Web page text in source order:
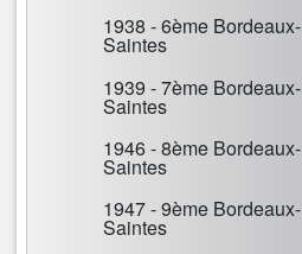
1938 - 6ème Bordeaux-
Saintes
1939 - 7ème Bordeaux-
Saintes
1946 - 8ème Bordeaux-
Saintes
1947 - 9ème Bordeaux-
Saintes